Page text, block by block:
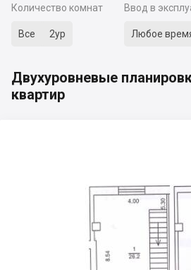
Количество комнат
Все 2ур
Ввод в
Любое
Двухуровневые
квартир